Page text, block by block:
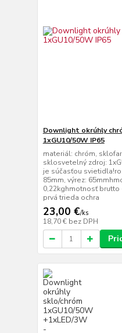
Downlight okrúhly
1xGU10/50W IP65
materiál: chróm,
sklosvetelný zdroj:
je súčasťou
85mm, výrez:
0,22kghmotnosť brutto
prvá trieda ochra
23,00 €/ks
18,70 € bez DPH